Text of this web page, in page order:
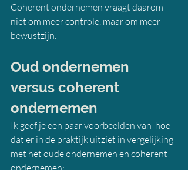
Coherent ondernemen vraagt daarom
niet om meer controle, maar om meer
bewustzijn.
Oud ondernemen
versus coherent
ondernemen
Ik geef je een paar voorbeelden van  hoe
dat er in de praktijk uitziet in vergelijking
met het oude ondernemen en coherent